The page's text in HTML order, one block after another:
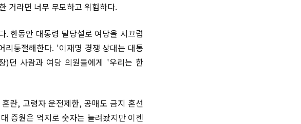
거라면 너무 무모하고 위험하다.
. 한동안 대통령 탈당설로 여당을 시끄럽
리둥절해한다. '이재명 경쟁 상대는 대통
)던 사람과 여당 의원들에게 '우리는 한
란, 고령자 운전제한, 공매도 금지 혼선
증원은 억지로 숫자는 늘려놨지만 이젠